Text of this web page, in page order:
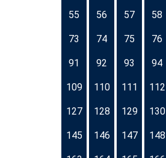
55 56 57 58
73 74 75 76
91 92 93 94
109 110 111 112
127 128 129 130
145 146 147 148